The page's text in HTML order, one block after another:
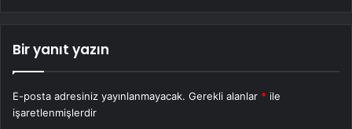
Bir yanıt yazın
E-posta adresiniz yayınlanmayacak. Gerekli alanlar * ile
işaretlenmişlerdir